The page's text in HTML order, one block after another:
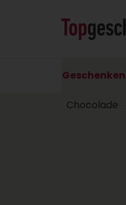
Geschenken
Chocolade